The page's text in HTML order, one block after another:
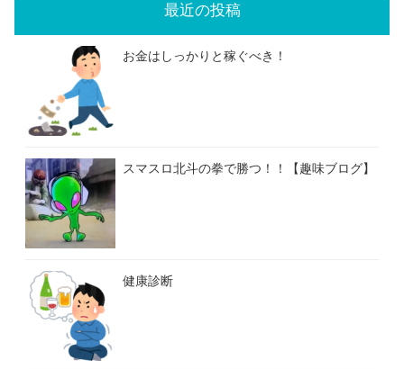
最近の投稿
お金はしっかりと稼ぐべき！
スマスロ北斗の拳で勝つ！！【趣味ブログ】
健康診断